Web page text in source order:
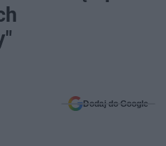
Dodaj do Google